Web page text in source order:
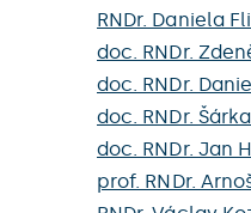
RNDr. Daniela
doc. RNDr.
doc. RNDr.
doc. RNDr.
doc. RNDr. Jan
prof. RNDr.